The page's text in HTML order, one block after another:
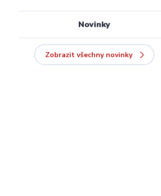
Novinky
Zobrazit všechny novinky